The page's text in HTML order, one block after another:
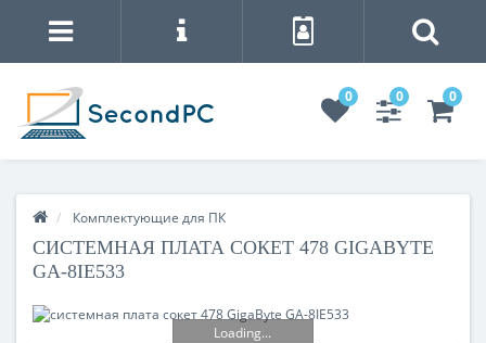
0 0 0
Комплектующие для ПК
СИСТЕМНАЯ ПЛАТА СОКЕТ 478 GIGABYTE
GA-8IE533
Loading...